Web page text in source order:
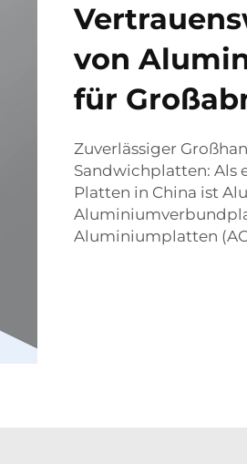
von
für
Zuverlässiger
Sandwichplatten: Als
Platten in China ist
Aluminiumplatten